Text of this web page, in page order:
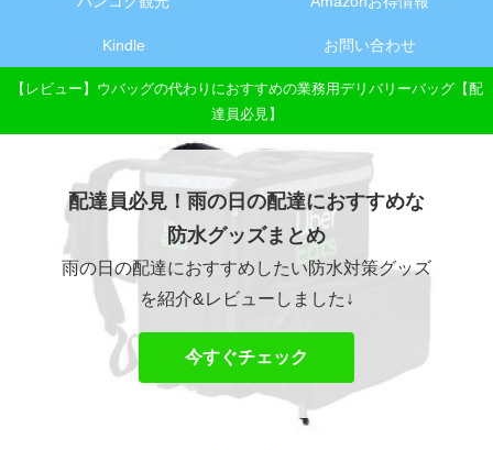
Kindle お問い合わせ
【レビュー】ウバッグの代わりにおすすめの業務用デリバリーバッグ【配
達員必見】
配達員必見！雨の日の配達におすすめな
防水グッズまとめ
雨の日の配達におすすめしたい防水対策グッズ
を紹介&レビューしました↓
今すぐチェック